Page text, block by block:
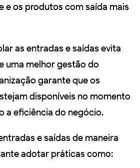
e os produtos com saída mais
as entradas e saídas evita
uma melhor gestão do
garante que os
disponíveis no momento
a eficiência do negócio.
e saídas de maneira
adotar práticas como: